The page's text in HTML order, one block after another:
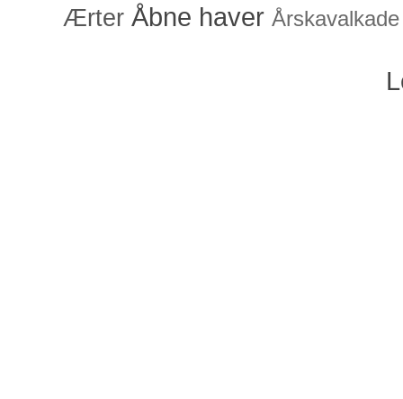
Ærter Åbne haver Årskavalkade